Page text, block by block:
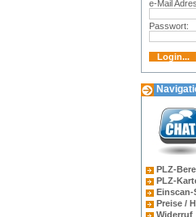
e-Mail
Passwort:
PLZ-
PLZ-
Einscan-
Preise /
Widerruf